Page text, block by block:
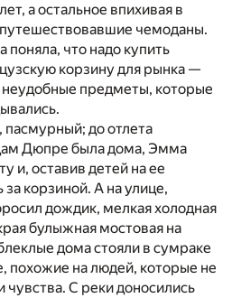
а остальное впихивая в
чемоданы.
что надо купить
корзину для рынка —
неудобные предметы, которые
до отлета
Дюпре была дома, Эмма
и, оставив детей на ее
корзиной. А на улице,
дождик, мелкая холодная
булыжная мостовая на
дома стояли в сумраке
похожие на людей, которые не
чувства. С реки доносились